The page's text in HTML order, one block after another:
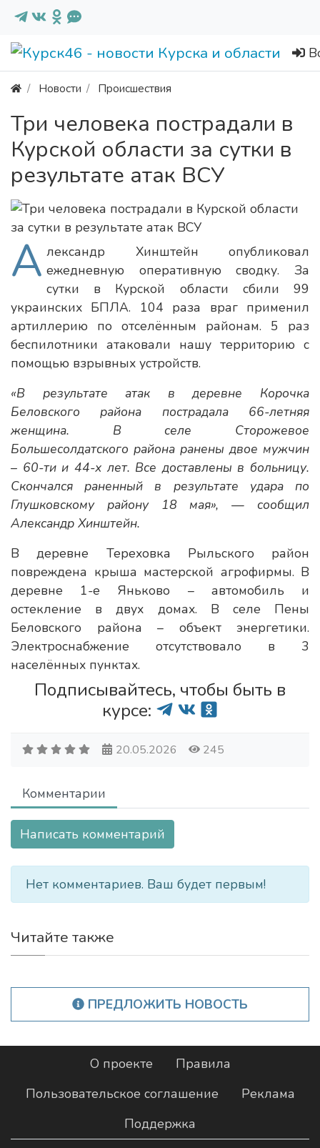
Новости Происшествия
Три человека пострадали в
Курской области за сутки в
результате атак ВСУ
А лександр Хинштейн опубликовал
ежедневную оперативную сводку. За
сутки в Курской области сбили 99
украинских БПЛА. 104 раза враг применил
артиллерию по отселённым районам. 5 раз
беспилотники атаковали нашу территорию с
помощью взрывных устройств.
«В результате атак в деревне Корочка
Беловского района пострадала 66-летняя
женщина. В селе Сторожевое
Большесолдатского района ранены двое мужчин
– 60-ти и 44-х лет. Все доставлены в больницу.
Скончался раненный в результате удара по
Глушковскому району 18 мая», — сообщил
Александр Хинштейн.
В деревне Тереховка Рыльского район
повреждена крыша мастерской агрофирмы. В
деревне 1-е Яньково – автомобиль и
остекление в двух домах. В селе Пены
Беловского района – объект энергетики.
Электроснабжение отсутствовало в 3
населённых пунктах.
Подписывайтесь, чтобы быть в
курсе:
20.05.2026 245
Комментарии
Написать комментарий
Нет комментариев. Ваш будет первым!
Читайте также
ПРЕДЛОЖИТЬ НОВОСТЬ
О проекте
Правила
Пользовательское соглашение
Реклама
Поддержка